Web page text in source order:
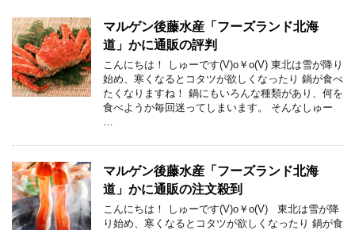
マルゲン後藤水産「フーズランド北海
道」かに通販の評判
こんにちは！ しゅーです(V)o￥o(V) 東北は雪が降り
始め、寒くなるとコタツが欲しくなったり 鍋が食べ
たくなりますね！ 鍋にもいろんな種類があり、何を
食べようか毎回迷ってしまいます。 そんなしゅー
マルゲン後藤水産「フーズランド北海
道」かに通販の注文殺到
こんにちは！ しゅーです(V)o￥o(V) 東北は雪が降
り始め、寒くなるとコタツが欲しくなったり 鍋が食